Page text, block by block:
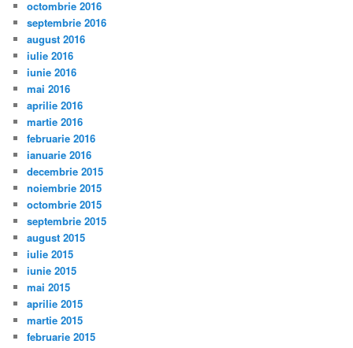
octombrie 2016
septembrie 2016
august 2016
iulie 2016
iunie 2016
mai 2016
aprilie 2016
martie 2016
februarie 2016
ianuarie 2016
decembrie 2015
noiembrie 2015
octombrie 2015
septembrie 2015
august 2015
iulie 2015
iunie 2015
mai 2015
aprilie 2015
martie 2015
februarie 2015